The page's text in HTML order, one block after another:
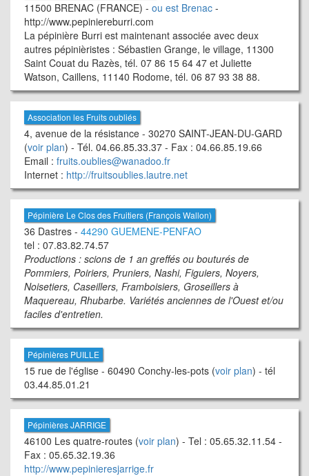
11500 BRENAC (FRANCE) - ou est Brenac -
http://www.pepiniereburri.com
La pépinière Burri est maintenant associée avec deux
autres pépinièristes : Sébastien Grange, le village, 11300
Saint Couat du Razès, tél. 07 86 15 64 47 et Juliette
Watson, Caillens, 11140 Rodome, tél. 06 87 93 38 88.
Association les Fruits oubliés
4, avenue de la résistance - 30270 SAINT-JEAN-DU-GARD
(voir plan) - Tél. 04.66.85.33.37 - Fax : 04.66.85.19.66
Email : fruits.oublies@wanadoo.fr
Internet : http://fruitsoublies.lautre.net
Pépinière Le Clos des Fruitiers (François Wallon)
36 Dastres - 44290 GUEMENE-PENFAO
tel : 07.83.82.74.57
Productions : scions de 1 an greffés ou bouturés de
Pommiers, Poiriers, Pruniers, Nashi, Figuiers, Noyers,
Noisetiers, Caseillers, Framboisiers, Groseillers à
Maquereau, Rhubarbe. Variétés anciennes de l'Ouest et/ou
faciles d'entretien.
Pépinières PUILLE
15 rue de l'église - 60490 Conchy-les-pots (voir plan) - tél
03.44.85.01.21
Pépinières JARRIGE
46100 Les quatre-routes (voir plan) - Tel : 05.65.32.11.54 -
Fax : 05.65.32.19.36
http://www.pepinieresjarrige.fr